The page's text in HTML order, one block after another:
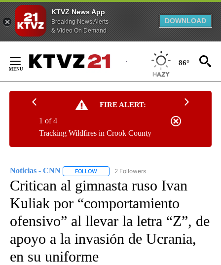
KTVZ News App
Breaking News Alerts
& Video On Demand
DOWNLOAD
Content
86°
FIRE ALERT:
Tracking Wildfires in Crook County
1 of 4
Noticias - CNN FOLLOW FOLLOW "NOTICIAS - CNN" TO RECEIVE
2 Followers
Critican al gimnasta ruso Ivan
Kuliak por “comportamiento
ofensivo” al llevar la letra “Z”, de
apoyo a la invasión de Ucrania,
en su uniforme